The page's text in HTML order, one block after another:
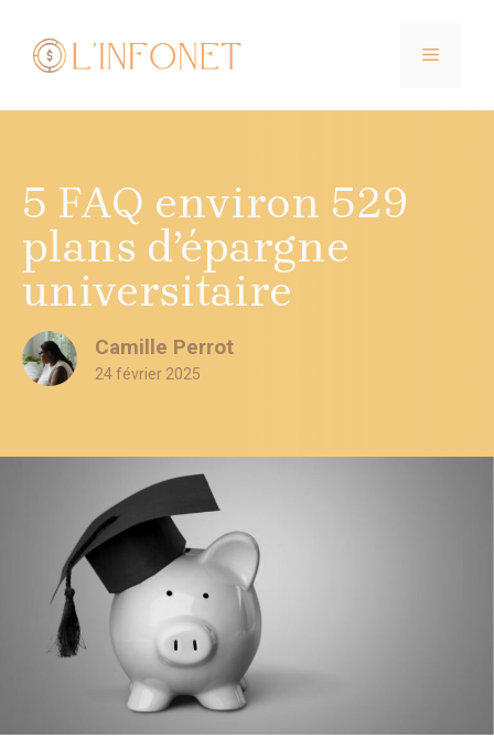
contenu
MENU
5 FAQ environ 529
plans d’épargne
universitaire
Camille Perrot
24 février 2025